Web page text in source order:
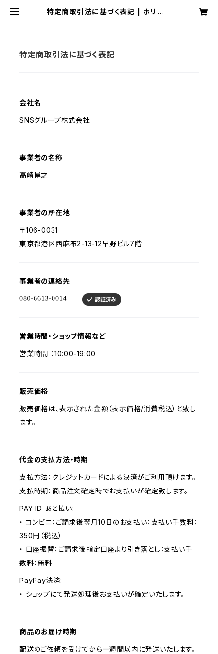
特定商取引法に基づく表記 | ホリエモ
特定商取引法に基づく表記
会社名
SNSグループ株式会社
事業者の名称
高崎博之
事業者の所在地
〒106-0031
東京都港区西麻布2-13-12早野ビル7階
事業者の連絡先
営業時間・ショップ情報など
営業時間 ：10:00-19:00
販売価格
販売価格は、表示された金額（表示価格/消費税込）と致し
ます。
代金の支払方法・時期
支払方法：クレジットカードによる決済がご利用頂けます。
支払時期：商品注文確定時でお支払いが確定致します。
PAY ID あと払い:
・ コンビニ：ご請求後翌月10日のお支払い：支払い手数料：
350円（税込）
・ 口座振替：ご請求後指定口座より引き落とし：支払い手
数料：無料
PayPay決済:
・ ショップにて発送処理後お支払いが確定いたします。
商品のお届け時期
配送のご依頼を受けてから一週間以内に発送いたします。